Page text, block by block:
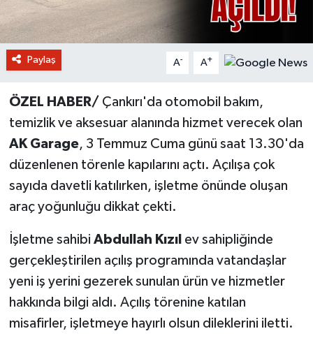
Paylaş A- A+
ÖZEL HABER/ Çankırı'da otomobil bakım,
temizlik ve aksesuar alanında hizmet verecek olan
AK Garage, 3 Temmuz Cuma günü saat 13.30'da
düzenlenen törenle kapılarını açtı. Açılışa çok
sayıda davetli katılırken, işletme önünde oluşan
araç yoğunluğu dikkat çekti.
İşletme sahibi Abdullah Kızıl ev sahipliğinde
gerçekleştirilen açılış programında vatandaşlar
yeni iş yerini gezerek sunulan ürün ve hizmetler
hakkında bilgi aldı. Açılış törenine katılan
misafirler, işletmeye hayırlı olsun dileklerini iletti.